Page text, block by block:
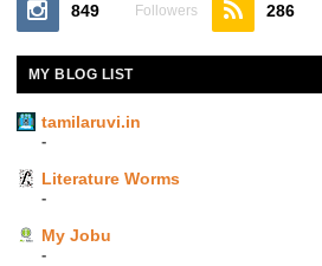
849 Followers 286
MY BLOG LIST
tamilaruvi.in
-
Literature Worms
-
My Jobu
-